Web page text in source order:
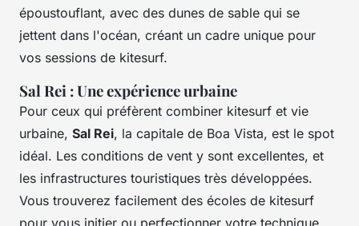
époustouflant, avec des dunes de sable qui se
jettent dans l'océan, créant un cadre unique pour
vos sessions de kitesurf.
Sal Rei : Une expérience urbaine
Pour ceux qui préfèrent combiner kitesurf et vie
urbaine, Sal Rei, la capitale de Boa Vista, est le spot
idéal. Les conditions de vent y sont excellentes, et
les infrastructures touristiques très développées.
Vous trouverez facilement des écoles de kitesurf